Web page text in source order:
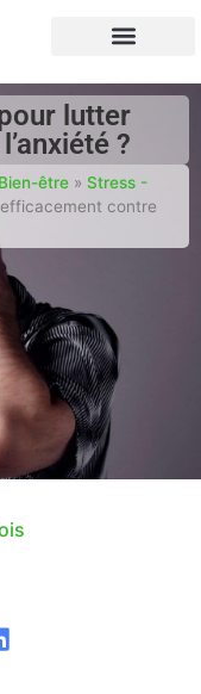
lutter
?
Bien-être » Stress -
contre